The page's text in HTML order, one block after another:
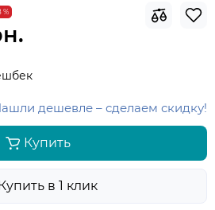
%
дешевле – сделаем скидку!
Купить
в 1 клик